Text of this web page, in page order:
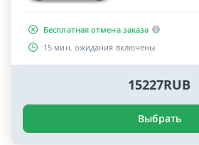
Бесплатная отмена заказа
15 мин. ожидания включены
15227RUB
Выбрать